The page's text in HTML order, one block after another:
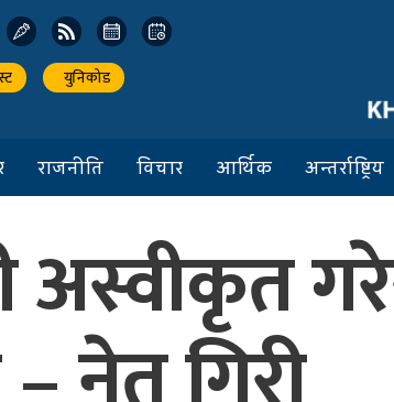
युनिकोड
राजनीति विचार आर्थिक अन्तर्राष्ट्रिय
अस्वीकृत